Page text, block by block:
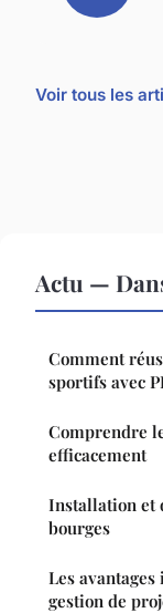
Voir tous les
Actu —
Comment
sportifs avec
Comprendre
efficacement
Installation et
bourges
Les
gestion de